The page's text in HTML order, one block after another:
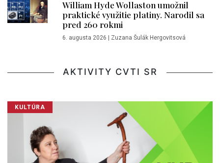
William Hyde Wollaston umožnil
praktické využitie platiny. Narodil sa
pred 260 rokmi
6. augusta 2026 Zuzana Šulák Hergovitsová
AKTIVITY CVTI SR
KULTÚRA